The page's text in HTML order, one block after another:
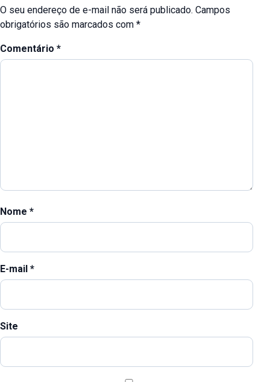
O seu endereço de e-mail não será publicado. Campos
obrigatórios são marcados com *
Comentário *
Nome *
E-mail *
Site